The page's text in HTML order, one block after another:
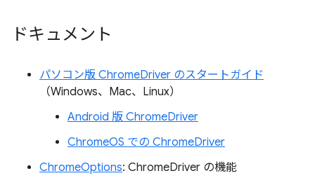
ドキュメント
パソコン版 ChromeDriver のスタートガイド
（Windows、Mac、Linux）
Android 版 ChromeDriver
ChromeOS での ChromeDriver
ChromeOptions: ChromeDriver の機能